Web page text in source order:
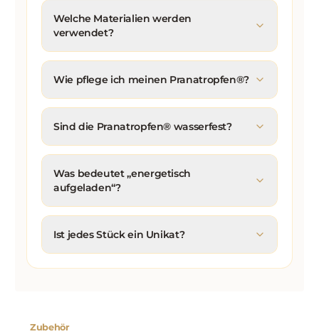
Welche Materialien werden
verwendet?
Wie pflege ich meinen Pranatropfen®?
Sind die Pranatropfen® wasserfest?
Was bedeutet „energetisch
aufgeladen“?
Ist jedes Stück ein Unikat?
Zubehör